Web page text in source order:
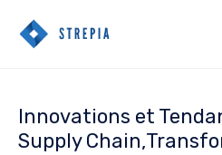
Innovations et
Supply Chain